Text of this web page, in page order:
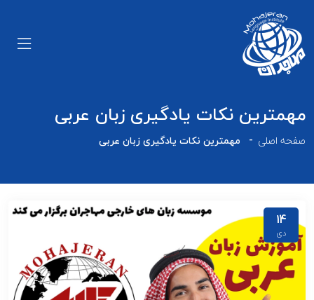
مهمترین نکات یادگیری زبان عربی
صفحه اصلی مهمترین نکات یادگیری زبان عربی
14
دی